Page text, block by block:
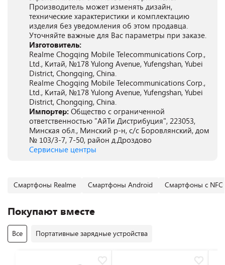
Производитель может изменять дизайн,
технические характеристики и комплектацию
изделия без уведомления об этом продавца.
Уточняйте важные для Вас параметры при заказе.
Изготовитель:
Realme Chogqing Mobile Telecommunications Corp.,
Ltd., Китай, №178 Yulong Avenue, Yufengshan, Yubei
District, Chongqing, China.
Realme Chogqing Mobile Telecommunications Corp.,
Ltd., Китай, №178 Yulong Avenue, Yufengshan, Yubei
District, Chongqing, China.
Импортер: Общество с ограниченной
ответственностью "АйТи Дистрибуция", 223053,
Минская обл., Минский р-н, с/с Боровлянский, дом
№ 103/3-7, 7-50, район д.Дроздово
Сервисные центры
Смартфоны Realme Смартфоны Android Смартфоны с NFC
Покупают вместе
Все Портативные зарядные устройства